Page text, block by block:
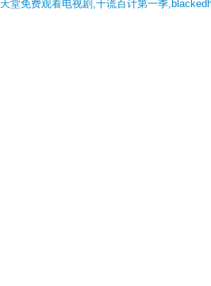
天堂免费观看电视剧,千谎百计第一季